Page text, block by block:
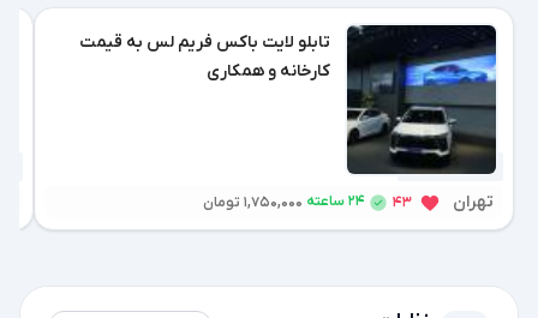
تابلو لایت باکس فریم لس به قیمت
کارخانه و همکاری
تهران 43 1,750,000 تومان